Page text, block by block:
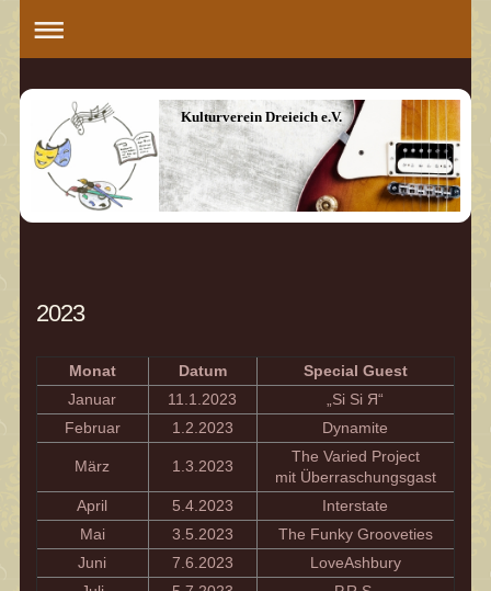
Kulturverein Dreieich e.V.
2023
Monat Datum
Special Guest
Januar
11.1.2023
„Si Si Я“
Februar
1.2.2023 Dynamite
März 1.3.2023
The Varied Project
mit Überraschungsgast
April
5.4.2023
Interstate
Mai
3.5.2023
The Funky Grooveties
Juni
7.6.2023
LoveAshbury